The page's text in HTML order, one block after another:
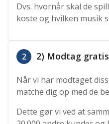
Dvs. hvornår skal de
koste og hvilken musik
2 2) Modtag
Når vi har modtaget
matche dig op med de
Dette gør vi ved at